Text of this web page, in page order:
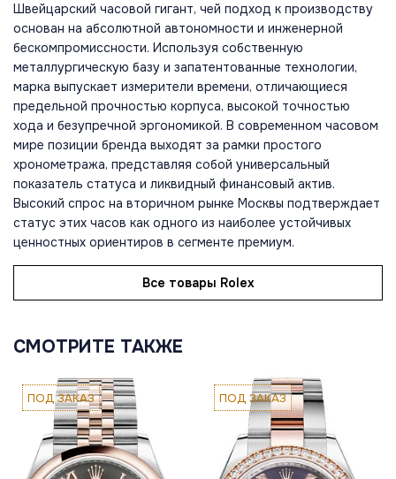
Швейцарский часовой гигант, чей подход к производству
основан на абсолютной автономности и инженерной
бескомпромиссности. Используя собственную
металлургическую базу и запатентованные технологии,
марка выпускает измерители времени, отличающиеся
предельной прочностью корпуса, высокой точностью
хода и безупречной эргономикой. В современном часовом
мире позиции бренда выходят за рамки простого
хронометража, представляя собой универсальный
показатель статуса и ликвидный финансовый актив.
Высокий спрос на вторичном рынке Москвы подтверждает
статус этих часов как одного из наиболее устойчивых
ценностных ориентиров в сегменте премиум.
Все товары Rolex
СМОТРИТЕ ТАКЖЕ
ПОД ЗАКАЗ ПОД ЗАКАЗ